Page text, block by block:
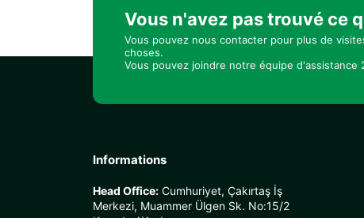
Vous n'avez pas trouvé ce
Vous pouvez nous contacter pour plus de
choses.
Vous pouvez joindre notre équipe d'assistance
Informations
Head Office: Cumhuriyet, Çakırtaş İş
Merkezi, Muammer Ülgen Sk. No:15/2